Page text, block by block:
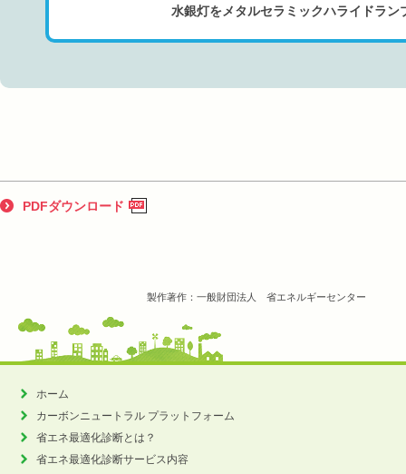
水銀灯をメタルセラミックハライドラン
PDFダウンロード
製作著作：一般財団法人 省エネルギーセンター
ホーム
カーボンニュートラル プラットフォーム
省エネ最適化診断とは？
省エネ最適化診断サービス内容